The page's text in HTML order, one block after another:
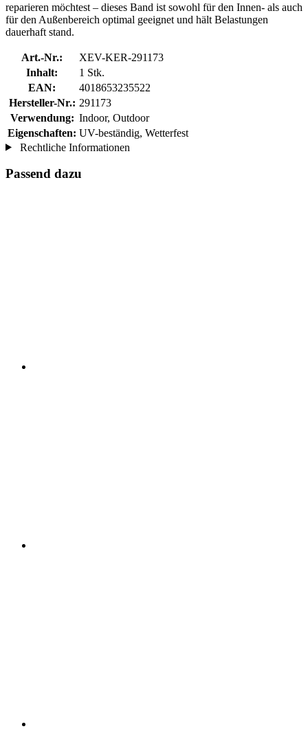
reparieren möchtest – dieses Band ist sowohl für den Innen- als auch
für den Außenbereich optimal geeignet und hält Belastungen
dauerhaft stand.
Art.-Nr.:
XEV-KER-291173
Inhalt:
1 Stk.
EAN:
4018653235522
Hersteller-Nr.: 291173
Verwendung: Indoor, Outdoor
Eigenschaften: UV-beständig, Wetterfest
Rechtliche Informationen
Passend dazu